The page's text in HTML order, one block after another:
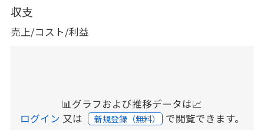
収支
売上/コスト/利益
📊グラフおよび推移データは📈
ログイン 又は 新規登録（無料） で閲覧できます。